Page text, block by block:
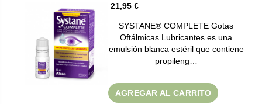
21,95 €
SYSTANE® COMPLETE Gotas
Oftálmicas Lubricantes es una
emulsión blanca estéril que contiene
propileng…
AGREGAR AL CARRITO